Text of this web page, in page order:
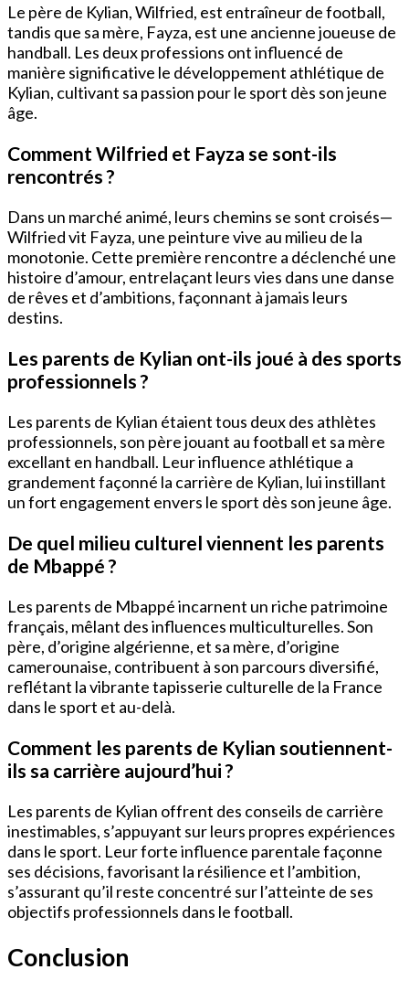
Le père de Kylian, Wilfried, est entraîneur de football,
tandis que sa mère, Fayza, est une ancienne joueuse de
handball. Les deux professions ont influencé de
manière significative le développement athlétique de
Kylian, cultivant sa passion pour le sport dès son jeune
âge.
Comment Wilfried et Fayza se sont-ils
rencontrés ?
Dans un marché animé, leurs chemins se sont croisés—
Wilfried vit Fayza, une peinture vive au milieu de la
monotonie. Cette première rencontre a déclenché une
histoire d’amour, entrelaçant leurs vies dans une danse
de rêves et d’ambitions, façonnant à jamais leurs
destins.
Les parents de Kylian ont-ils joué à des sports
professionnels ?
Les parents de Kylian étaient tous deux des athlètes
professionnels, son père jouant au football et sa mère
excellant en handball. Leur influence athlétique a
grandement façonné la carrière de Kylian, lui instillant
un fort engagement envers le sport dès son jeune âge.
De quel milieu culturel viennent les parents
de Mbappé ?
Les parents de Mbappé incarnent un riche patrimoine
français, mêlant des influences multiculturelles. Son
père, d’origine algérienne, et sa mère, d’origine
camerounaise, contribuent à son parcours diversifié,
reflétant la vibrante tapisserie culturelle de la France
dans le sport et au-delà.
Comment les parents de Kylian soutiennent-
ils sa carrière aujourd’hui ?
Les parents de Kylian offrent des conseils de carrière
inestimables, s’appuyant sur leurs propres expériences
dans le sport. Leur forte influence parentale façonne
ses décisions, favorisant la résilience et l’ambition,
s’assurant qu’il reste concentré sur l’atteinte de ses
objectifs professionnels dans le football.
Conclusion